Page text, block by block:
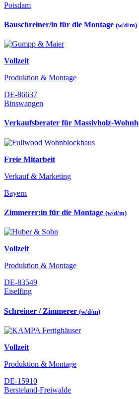
Potsdam
Bauschreiner/in für die Montage (w/d/m)
Vollzeit
Produktion & Montage
DE-86637
Binswangen
Verkaufsberater für Massivholz-
Freie Mitarbeit
Verkauf & Marketing
Bayern
Zimmerer:in für die Montage (w/d/m)
Vollzeit
Produktion & Montage
DE-83549
Eiselfing
Schreiner / Zimmerer (w/d/m)
Vollzeit
Produktion & Montage
DE-15910
Bersteland-Freiwalde